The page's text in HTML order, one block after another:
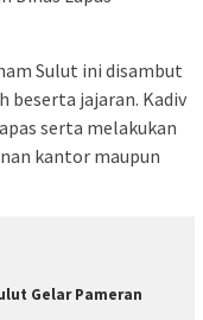
Sulut ini disambut
beserta jajaran. Kadiv
serta melakukan
kantor maupun
Gelar Pameran